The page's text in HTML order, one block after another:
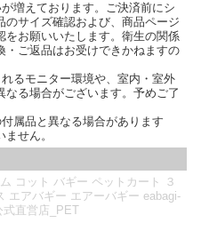
増えております。ご決済前にシ
のサイズ確認および、商品ページ
をお願いいたします。衛生の関係
・ご返品はお受けできかねますの
るモニター環境や、室内・室外
る場合がございます。予めご了
属品と異なる場合があります
せん。
コット バギー ペットカート ３
エアバギー エアーバギー eabagi-
式直営店_PET